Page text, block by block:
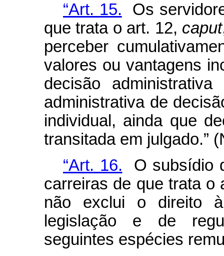
“Art. 15. Os
que trata o art. 12, caput
perceber
valores ou vantagens
decisão
administrativa de
individual, ainda que
transitada em julgado.”
“Art. 16. O subsídio
carreiras de que trata o
não exclui o direito
legislação e de
seguintes espécies